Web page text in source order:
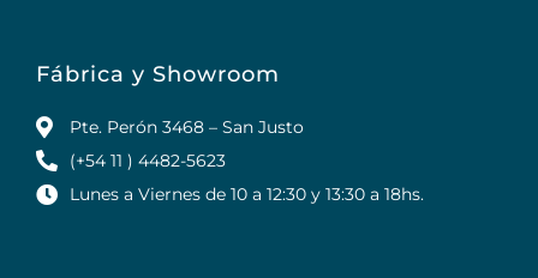
Fábrica y Showroom
Pte. Perón 3468 – San Justo
(+54 11 ) 4482-5623
Lunes a Viernes de 10 a 12:30 y 13:30 a 18hs.